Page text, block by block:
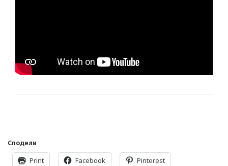
Сподели
Print Facebook Pinterest